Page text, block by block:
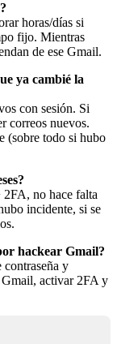
horas/días si
fijo. Mientras
de ese Gmail.
ya cambié la
con sesión. Si
correos nuevos.
(sobre todo si hubo
2FA, no hace falta
incidente, si se
hackear Gmail?
contraseña y
Gmail, activar 2FA y